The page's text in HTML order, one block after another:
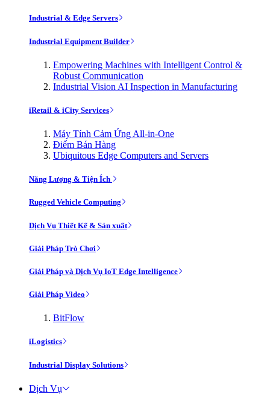
Industrial & Edge Servers
Industrial Equipment Builder
Empowering Machines with Intelligent Control &
Robust Communication
Industrial Vision AI Inspection in Manufacturing
iRetail & iCity Services
Máy Tính Cảm Ứng All-in-One
Điểm Bán Hàng
Ubiquitous Edge Computers and Servers
Năng Lượng & Tiện Ích
Rugged Vehicle Computing
Dịch Vụ Thiết Kế & Sản xuất
Giải Pháp Trò Chơi
Giải Pháp và Dịch Vụ IoT Edge Intelligence
Giải Pháp Video
BitFlow
iLogistics
Industrial Display Solutions
Dịch Vụ